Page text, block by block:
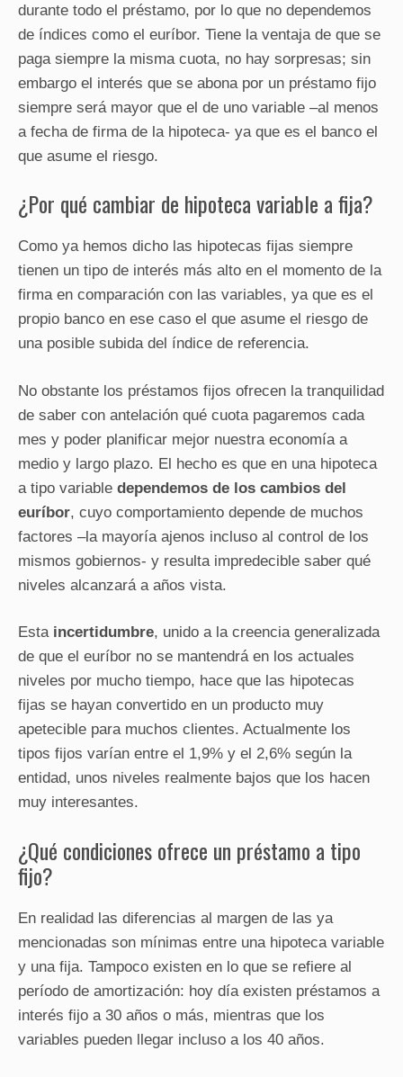
durante todo el préstamo, por lo que no dependemos
de índices como el euríbor. Tiene la ventaja de que se
paga siempre la misma cuota, no hay sorpresas; sin
embargo el interés que se abona por un préstamo fijo
siempre será mayor que el de uno variable –al menos
a fecha de firma de la hipoteca- ya que es el banco el
que asume el riesgo.
¿Por qué cambiar de hipoteca variable a fija?
Como ya hemos dicho las hipotecas fijas siempre
tienen un tipo de interés más alto en el momento de la
firma en comparación con las variables, ya que es el
propio banco en ese caso el que asume el riesgo de
una posible subida del índice de referencia.
No obstante los préstamos fijos ofrecen la tranquilidad
de saber con antelación qué cuota pagaremos cada
mes y poder planificar mejor nuestra economía a
medio y largo plazo. El hecho es que en una hipoteca
a tipo variable dependemos de los cambios del
euríbor, cuyo comportamiento depende de muchos
factores –la mayoría ajenos incluso al control de los
mismos gobiernos- y resulta impredecible saber qué
niveles alcanzará a años vista.
Esta incertidumbre, unido a la creencia generalizada
de que el euríbor no se mantendrá en los actuales
niveles por mucho tiempo, hace que las hipotecas
fijas se hayan convertido en un producto muy
apetecible para muchos clientes. Actualmente los
tipos fijos varían entre el 1,9% y el 2,6% según la
entidad, unos niveles realmente bajos que los hacen
muy interesantes.
¿Qué condiciones ofrece un préstamo a tipo
fijo?
En realidad las diferencias al margen de las ya
mencionadas son mínimas entre una hipoteca variable
y una fija. Tampoco existen en lo que se refiere al
período de amortización: hoy día existen préstamos a
interés fijo a 30 años o más, mientras que los
variables pueden llegar incluso a los 40 años.